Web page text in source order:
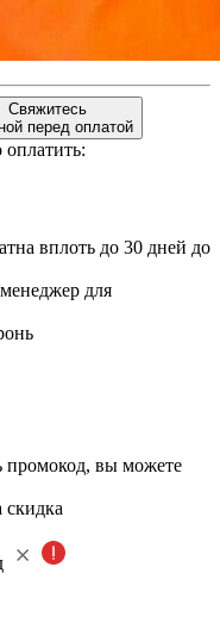
Свяжитесь
со мной перед оплатой
оплатить:
вплоть до 30 дней до
для
промокод, вы можете